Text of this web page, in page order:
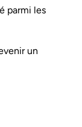
parmi les
un